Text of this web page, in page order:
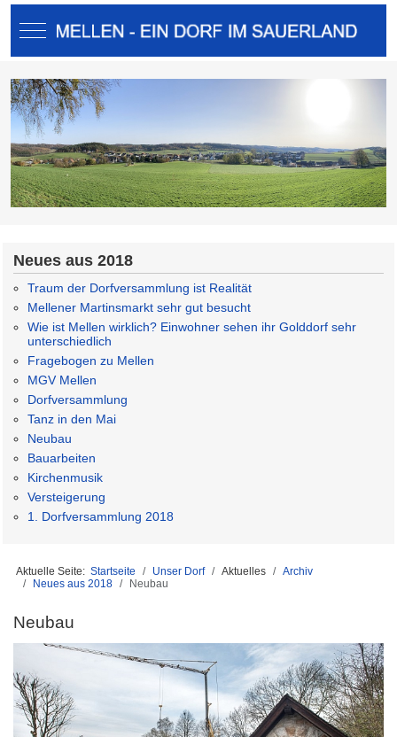
Mobile Menu Toggle
Neues aus 2018
Traum der Dorfversammlung ist Realität
Mellener Martinsmarkt sehr gut besucht
Wie ist Mellen wirklich? Einwohner sehen ihr Golddorf sehr
unterschiedlich
Fragebogen zu Mellen
MGV Mellen
Dorfversammlung
Tanz in den Mai
Neubau
Bauarbeiten
Kirchenmusik
Versteigerung
1. Dorfversammlung 2018
Aktuelle Seite: Startseite Unser Dorf Aktuelles
Archiv
Neues aus 2018
Neubau
Neubau